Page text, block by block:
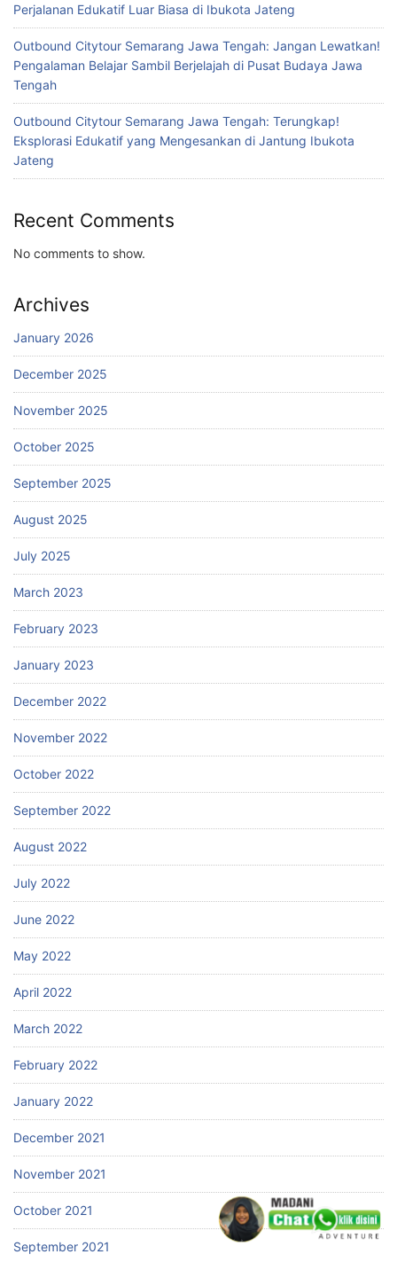
Perjalanan Edukatif Luar Biasa di Ibukota Jateng
Outbound Citytour Semarang Jawa Tengah: Jangan Lewatkan!
Pengalaman Belajar Sambil Berjelajah di Pusat Budaya Jawa
Tengah
Outbound Citytour Semarang Jawa Tengah: Terungkap!
Eksplorasi Edukatif yang Mengesankan di Jantung Ibukota
Jateng
Recent Comments
No comments to show.
Archives
January 2026
December 2025
November 2025
October 2025
September 2025
August 2025
July 2025
March 2023
February 2023
January 2023
December 2022
November 2022
October 2022
September 2022
August 2022
July 2022
June 2022
May 2022
April 2022
March 2022
February 2022
January 2022
December 2021
November 2021
October 2021
September 2021